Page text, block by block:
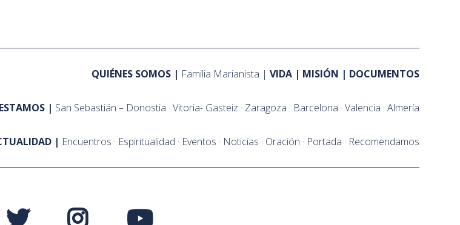
QUIÉNES SOMOS Familia Marianista VIDA MISIÓN DOCUMENTOS
San Sebastián – Donostia Vitoria- Gasteiz Zaragoza Barcelona Valencia Almería
Encuentros Espiritualidad Eventos Noticias Oración Portada Recomendamos